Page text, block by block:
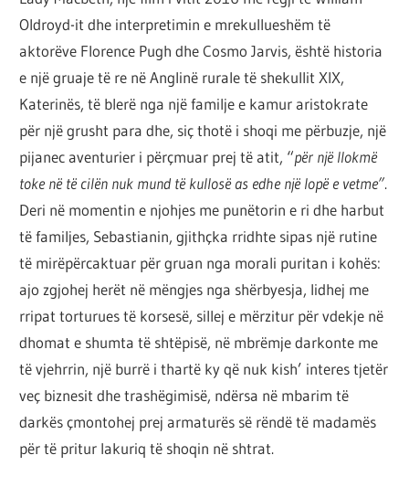
çështja
shndërrosh
atë.
Oldroyd-it dhe interpretimin e mrekullueshëm të
aktorëve Florence Pugh dhe Cosmo Jarvis, është historia
e një gruaje të re në Anglinë rurale të shekullit XIX,
Katerinës, të blerë nga një familje e kamur aristokrate
për një grusht para dhe, siç thotë i shoqi me përbuzje, një
pijanec aventurier i përçmuar prej të atit, “për një llokmë
toke në të cilën nuk mund të kullosë as edhe një lopë e vetme”.
Deri në momentin e njohjes me punëtorin e ri dhe harbut
të familjes, Sebastianin, gjithçka rridhte sipas një rutine
të mirëpërcaktuar për gruan nga morali puritan i kohës:
ajo zgjohej herët në mëngjes nga shërbyesja, lidhej me
rripat torturues të korsesë, sillej e mërzitur për vdekje në
dhomat e shumta të shtëpisë, në mbrëmje darkonte me
të vjehrrin, një burrë i thartë ky që nuk kish’ interes tjetër
veç biznesit dhe trashëgimisë, ndërsa në mbarim të
darkës çmontohej prej armaturës së rëndë të madamës
për të pritur lakuriq të shoqin në shtrat.